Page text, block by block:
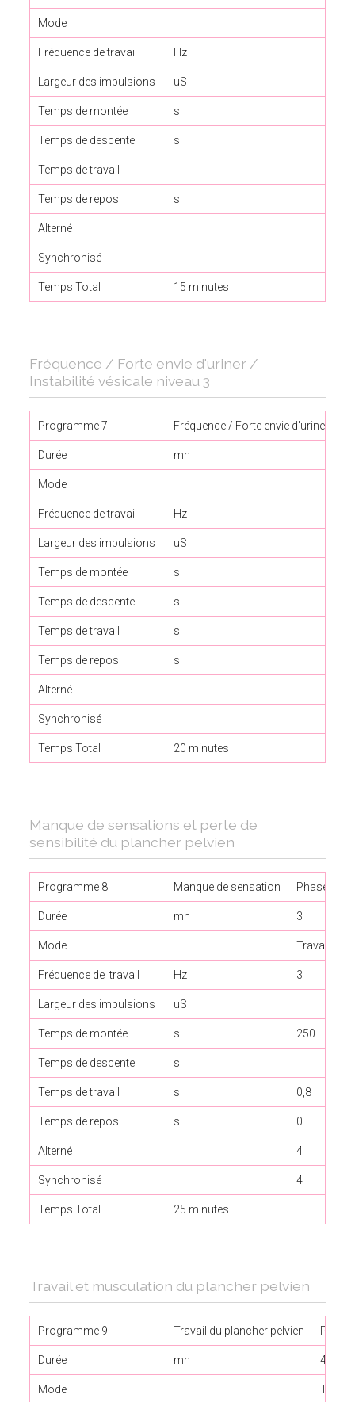
Mode
Fréquence de travail Hz
Largeur des impulsions uS
Temps de montée s
Temps de descente s
Temps de travail
Temps de repos s
Alterné
Synchronisé
Temps Total 15 minutes
Fréquence / Forte envie d'uriner /
Instabilité vésicale niveau 3
Programme 7 Fréquence / Forte envie d'uriner 3
Durée mn
Mode
Fréquence de travail Hz
Largeur des impulsions uS
Temps de montée s
Temps de descente s
Temps de travail s
Temps de repos s
Alterné
Synchronisé
Temps Total 20 minutes
Manque de sensations et perte de
sensibilité du plancher pelvien
Programme 8 Manque de sensation Phase 1
Durée mn 3
Mode Travail /
Fréquence de travail Hz 3
Largeur des impulsions uS
Temps de montée s 250
Temps de descente s
Temps de travail s 0,8
Temps de repos s 0
Alterné 4
Synchronisé 4
Temps Total 25 minutes
Travail et musculation du plancher pelvien
Programme 9 Travail du plancher pelvien Phase
Durée mn 4
Mode